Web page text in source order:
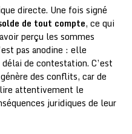
directe. Une fois signé
de tout compte, ce qui
perçu les sommes
pas anodine : elle
de contestation. C’est
des conflits, car de
attentivement le
juridiques de leur